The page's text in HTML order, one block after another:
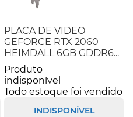
PLACA DE VIDEO
GEFORCE RTX 2060
HEIMDALL 6GB GDDR6...
Produto
indisponível
Todo estoque foi vendido
INDISPONÍVEL